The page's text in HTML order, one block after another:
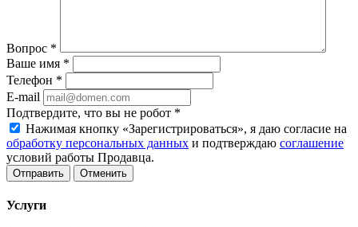
Вопрос *
Ваше имя *
Телефон *
E-mail
Подтвердите, что вы не робот *
Нажимая кнопку «Зарегистрироваться», я даю согласие на
обработку персональных данных и подтверждаю соглашение
условий работы Продавца.
Отменить
Услуги